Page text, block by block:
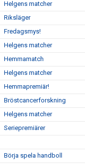
Helgens matcher
Riksläger
Fredagsmys!
Helgens matcher
Hemmamatch
Helgens matcher
Hemmapremiär!
Bröstcancerforskning
Helgens matcher
Seriepremiärer
Börja spela handboll